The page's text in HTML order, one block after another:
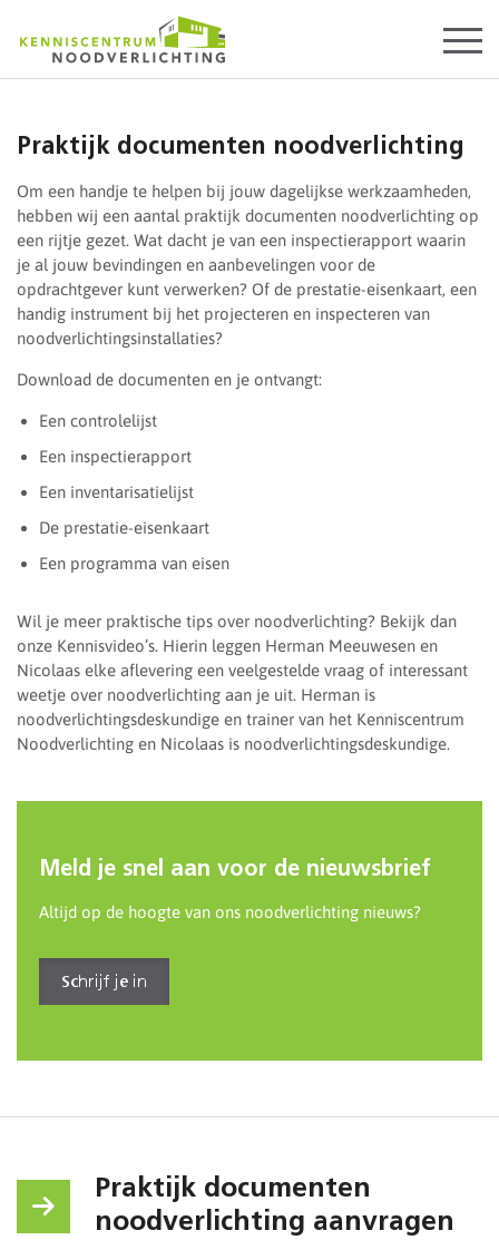
content
Praktijk documenten noodverlichting
Om een handje te helpen bij jouw dagelijkse werkzaamheden,
hebben wij een aantal praktijk documenten noodverlichting op
een rijtje gezet. Wat dacht je van een inspectierapport waarin
je al jouw bevindingen en aanbevelingen voor de
opdrachtgever kunt verwerken? Of de prestatie-eisenkaart, een
handig instrument bij het projecteren en inspecteren van
noodverlichtingsinstallaties?
Download de documenten en je ontvangt:
Een controlelijst
Een inspectierapport
Een inventarisatielijst
De prestatie-eisenkaart
Een programma van eisen
Wil je meer praktische tips over noodverlichting? Bekijk dan
onze Kennisvideo’s. Hierin leggen Herman Meeuwesen en
Nicolaas elke aflevering een veelgestelde vraag of interessant
weetje over noodverlichting aan je uit. Herman is
noodverlichtingsdeskundige en trainer van het Kenniscentrum
Noodverlichting en Nicolaas is noodverlichtingsdeskundige.
Meld je snel aan voor de nieuwsbrief
Altijd op de hoogte van ons noodverlichting nieuws?
Schrijf je in
Praktijk documenten
noodverlichting aanvragen